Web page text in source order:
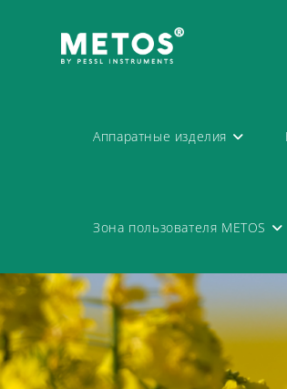
Аппаратные изделия
Зона пользователя METOS